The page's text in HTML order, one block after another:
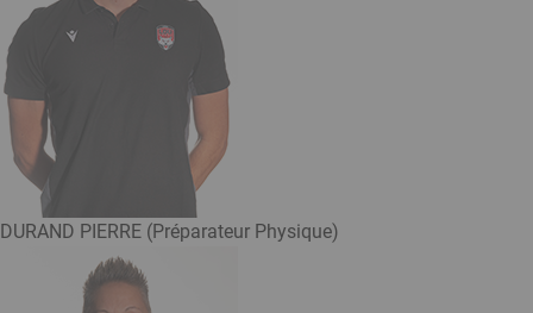
DURAND PIERRE (Préparateur Physique)